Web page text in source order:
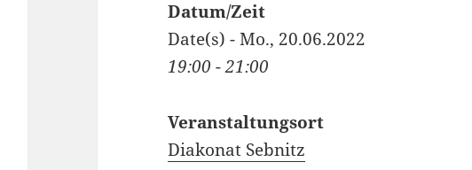
Datum/Zeit
Date(s) - Mo., 20.06.2022
19:00 - 21:00
Veranstaltungsort
Diakonat Sebnitz